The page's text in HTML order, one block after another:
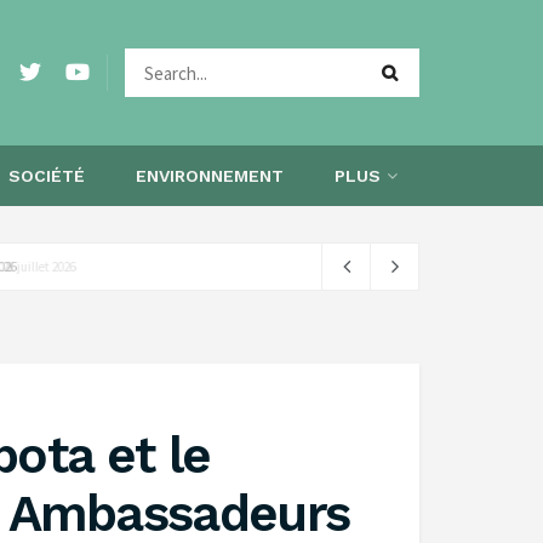
SOCIÉTÉ ENVIRONNEMENT PLUS
et le